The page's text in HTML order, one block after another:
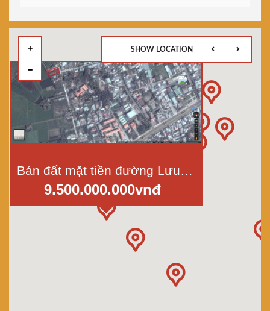
Bán đất mặt tiền đường Lưu Văn Tế-thành phố Tân An-Long An, diện tích 1030m2
9.500.000.000vnđ
SHOW LOCATION